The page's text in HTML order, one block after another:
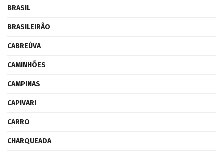
BRASIL
BRASILEIRÃO
CABREÚVA
CAMINHÕES
CAMPINAS
CAPIVARI
CARRO
CHARQUEADA